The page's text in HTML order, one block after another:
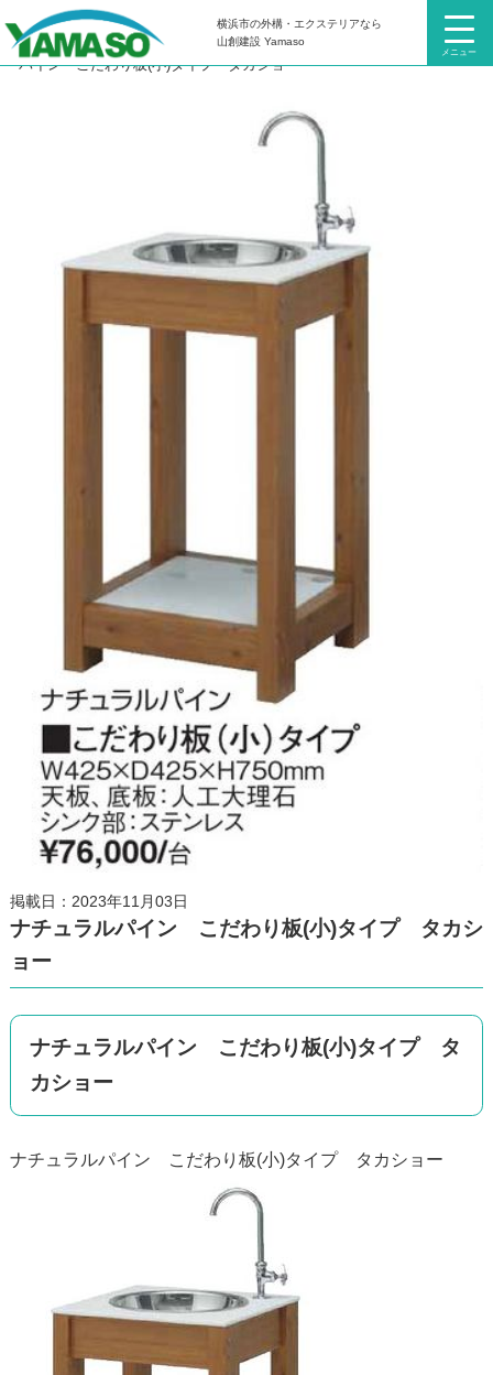
メニュー
横浜市の外構・エクステリアなら
山創建設 Yamaso
HOME外構の教科書 読んで学べる必読情報：商品編
ナチュラル
パイン こだわり板(小)タイプ タカショー
掲載日：2023年11月03日
ナチュラルパイン こだわり板(小)タイプ タカシ
ョー
ナチュラルパイン こだわり板(小)タイプ タ
カショー
ナチュラルパイン こだわり板(小)タイプ タカショー